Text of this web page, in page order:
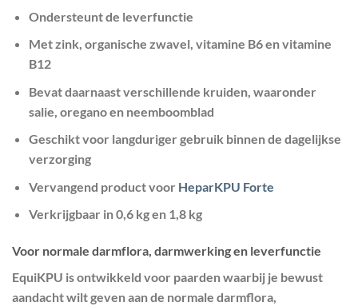
Ondersteunt de leverfunctie
Met zink, organische zwavel, vitamine B6 en vitamine
B12
Bevat daarnaast verschillende kruiden, waaronder
salie, oregano en neemboomblad
Geschikt voor langduriger gebruik binnen de dagelijkse
verzorging
Vervangend product voor HeparKPU Forte
Verkrijgbaar in 0,6 kg en 1,8 kg
Voor normale darmflora, darmwerking en leverfunctie
EquiKPU is ontwikkeld voor paarden waarbij je bewust
aandacht wilt geven aan de normale darmflora,